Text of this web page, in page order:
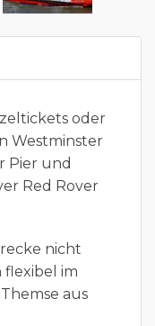
oder
Westminster
Pier und
Red Rover
nicht
im
aus